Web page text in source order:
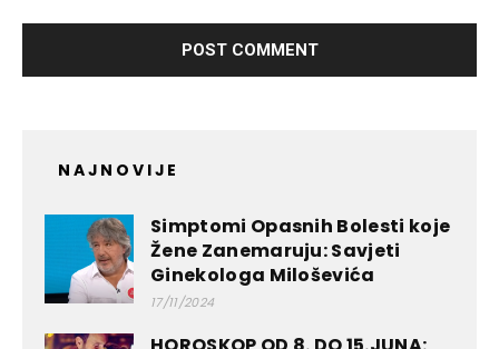
NAJNOVIJE
Simptomi Opasnih Bolesti koje
Žene Zanemaruju: Savjeti
Ginekologa Miloševića
17/11/2024